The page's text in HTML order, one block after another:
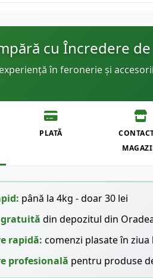
cu Încredere
în feronerie și
PLATĂ
până la 4kg - doar 30 lei
gratuită din depozitul din
rapidă: comenzi plasate în
profesională pentru produse